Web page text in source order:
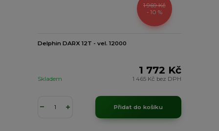
1 969 Kč
- 10 %
Delphin DARX 12T - vel. 12000
1 772 Kč
1 465 Kč bez DPH
Skladem
Přidat do košíku